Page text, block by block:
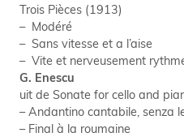
Trois Pièces (1913)
– Modéré
– Sans vitesse et a l’aise
– Vite et nerveusement
G. Enescu
uit de Sonate for cello and
– Andantino cantabile, senza
– Final à la roumaine